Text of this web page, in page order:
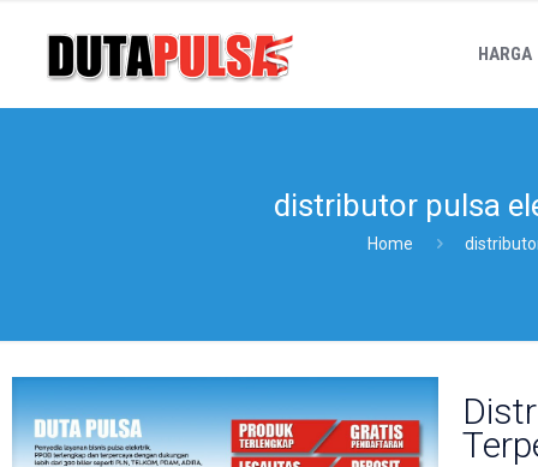
HARGA
distributor pulsa
Home